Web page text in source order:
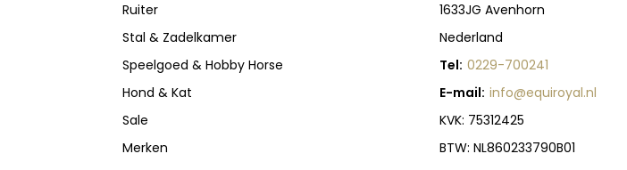
Ruiter
Stal & Zadelkamer
Speelgoed & Hobby Horse
Hond & Kat
Sale
Merken
1633JG Avenhorn
Nederland
Tel: 0229-700241
E-mail: info@equiroyal.nl
KVK: 75312425
BTW: NL860233790B01